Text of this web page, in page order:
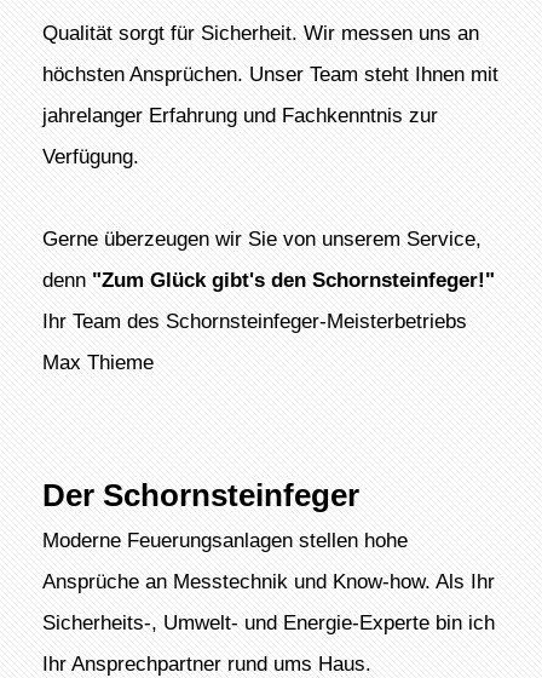
Qualität sorgt für Sicherheit. Wir messen uns an
höchsten Ansprüchen. Unser Team steht Ihnen mit
jahrelanger Erfahrung und Fachkenntnis zur
Verfügung.
Gerne überzeugen wir Sie von unserem Service,
denn "Zum Glück gibt's den Schornsteinfeger!"
Ihr Team des Schornsteinfeger-Meisterbetriebs
Max Thieme
Der Schornsteinfeger
Moderne Feuerungsanlagen stellen hohe
Ansprüche an Messtechnik und Know-how. Als Ihr
Sicherheits-, Umwelt- und Energie-Experte bin ich
Ihr Ansprechpartner rund ums Haus.